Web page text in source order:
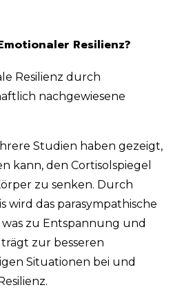
Resilienz?
Resilienz durch
nachgewiesene
Studien haben gezeigt,
kann, den Cortisolspiegel
zu senken. Durch
wird das parasympathische
zu Entspannung und
zur besseren
Situationen bei und